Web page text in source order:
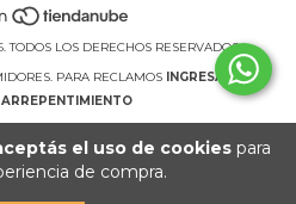
el uso de cookiespara
de compra.
TODOS LOS DERECHOS RESERVADOS.
PARA RECLAMOS
INGRESÁ ACÁ.